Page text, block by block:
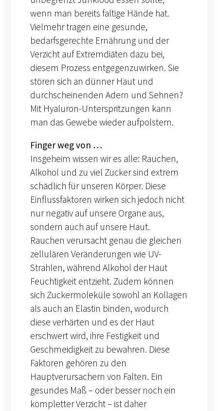
wenn man bereits faltige Hände hat.
Vielmehr tragen eine gesunde,
bedarfsgerechte Ernährung und der
Verzicht auf Extremdiäten dazu bei,
diesem Prozess entgegenzuwirken. Sie
stören sich an dünner Haut und
durchscheinenden Adern und Sehnen?
Mit Hyaluron-Unterspritzungen kann
man das Gewebe wieder aufpolstern.
Finger weg von …
Insgeheim wissen wir es alle: Rauchen,
Alkohol und zu viel Zucker sind extrem
schädlich für unseren Körper. Diese
Einflussfaktoren wirken sich jedoch nicht
nur negativ auf unsere Organe aus,
sondern auch auf unsere Haut.
Rauchen verursacht genau die gleichen
zellulären Veränderungen wie UV-
Strahlen, während Alkohol der Haut
Feuchtigkeit entzieht. Zudem können
sich Zuckermoleküle sowohl an Kollagen
als auch an Elastin binden, wodurch
diese verhärten und es der Haut
erschwert wird, ihre Festigkeit und
Geschmeidigkeit zu bewahren. Diese
Faktoren gehören zu den
Hauptverursachern von Falten. Ein
gesundes Maß – oder besser noch ein
kompletter Verzicht – ist daher